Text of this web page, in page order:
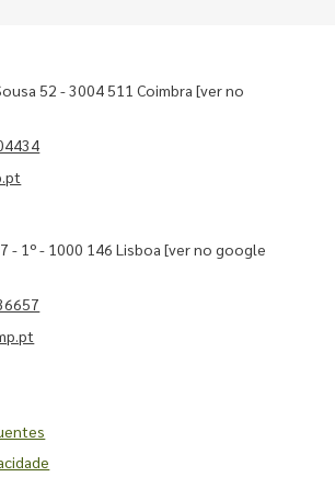
52 - 3004 511 Coimbra[ver no
7 - 1º - 1000 146 Lisboa[ver no google